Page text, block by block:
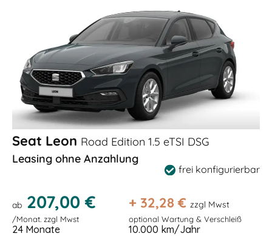
Seat Leon Road Edition 1.5 eTSI DSG
Leasing ohne Anzahlung
frei konfigurierbar
ab 207,00 €
/Monat. zzgl Mwst
+ 32,28 € zzgl Mwst
optional Wartung & Verschleiß
24 Monate 10.000 km/Jahr